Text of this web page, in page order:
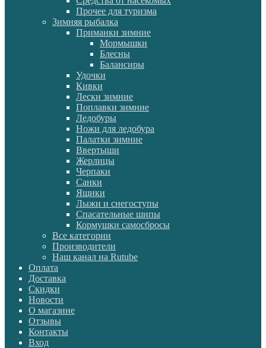
Прочее для туризма
Зимняя рыбалка
Приманки зимние
Мормышки
Блесны
Балансиры
Удочки
Кивки
Лески зимние
Поплавки зимние
Ледобуры
Ножи для ледобура
Палатки зимние
Ввертыши
Жерлицы
Черпаки
Санки
Ящики
Лыжи и снегоступы
Спасательные шипы
Кормушки самосбросы
Все категории
Производители
Наш канал на Rutube
Оплата
Доставка
Скидки
Новости
О магазине
Отзывы
Контакты
Вход